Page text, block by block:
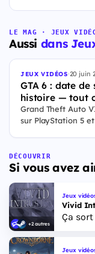
LE MAG · JEUX
Aussi dans
JEUX VIDÉOS·20 juin
GTA 6 : date
histoire — tout
Grand Theft Auto
sur PlayStation 5
Floride, et sa ville
pour la première
jouables, Jason et
première héroïne
DÉCOUVRIR
Si vous avez
+2 autres
Jeux
Vivid
Ça
Jeux